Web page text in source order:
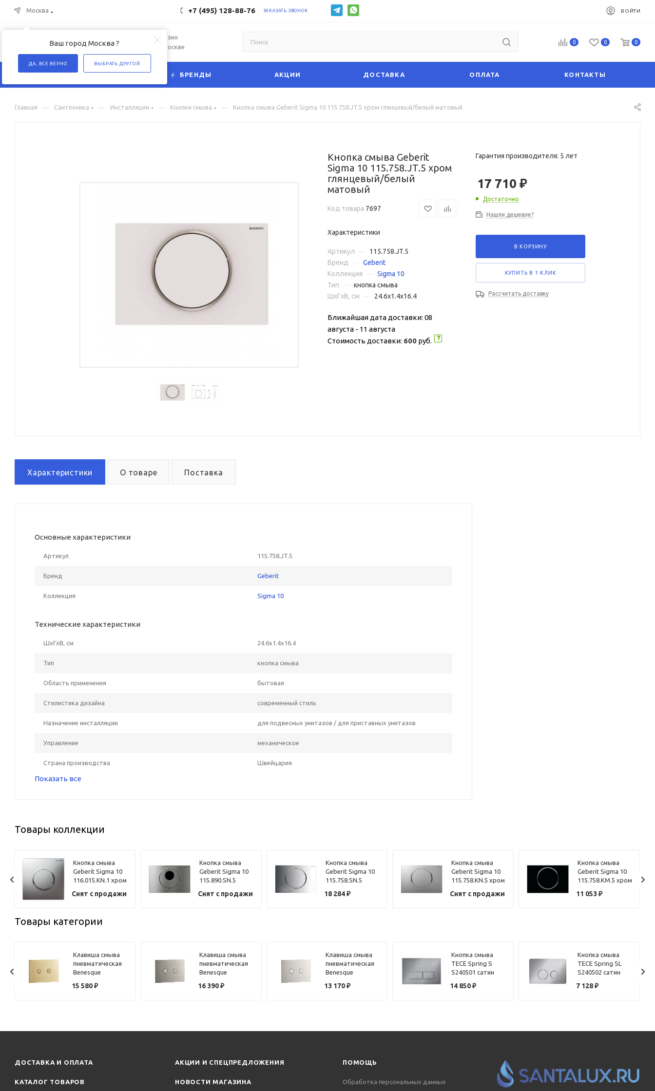
Москва
Ваш город Москва ?
ДА, ВСЕ ВЕРНО ВЫБРАТЬ ДРУГОЙ
+7 (495) 128-88-76 ЗАКАЗАТЬ ЗВОНОК ВОЙТИ
Интернет-магазин
сантехники в Москве
0 0 0
КАТАЛОГ БРЕНДЫ АКЦИИ ДОСТАВКА ОПЛАТА КОНТАКТЫ
Главная — Сантехника — Инсталляции — Кнопки смыва — Кнопка смыва Geberit Sigma 10 115.758.JT.5 хром глянцевый/белый матовый
Кнопка смыва Geberit
Sigma 10 115.758.JT.5 хром
глянцевый/белый
матовый
Код товара 7697
Характеристики
Артикул
115.758.JT.5
Бренд
Geberit
Коллекция
Sigma 10
Тип
кнопка смыва
ШxГxВ, см
24.6x1.4x16.4
Ближайшая дата доставки: 08
августа - 11 августа
Стоимость доставки: 600 руб.
Гарантия производителя: 5 лет
17 710 ₽
Достаточно
Нашли дешевле?
В КОРЗИНУ
КУПИТЬ В 1 КЛИК
Рассчитать доставку
Характеристики О товаре Поставка
Основные характеристики
Артикул 115.758.JT.5
Бренд Geberit
Коллекция Sigma 10
Технические характеристики
ШxГxВ, см 24.6x1.4x16.4
Тип кнопка смыва
Область применения бытовая
Стилистика дизайна современный стиль
Назначение инсталляции для подвесных унитазов / для приставных унитазов
Управление механическое
Страна производства Швейцария
Показать все
Товары коллекции
Кнопка смыва
Geberit Sigma 10
116.015.KN.1 хром
матовый
Снят с продажи
Кнопка смыва
Geberit Sigma 10
115.890.SN.5
Снят с продажи
Кнопка смыва
Geberit Sigma 10
115.758.SN.5
18 284₽
Кнопка смыва
Geberit Sigma 10
115.758.KN.5 хром
матовый
Снят с продажи
Кнопка смыва
Geberit Sigma 10
115.758.KM.5 хром
матовый
11 053 ₽
Товары категории
Клавиша смыва
пневматическая
Benesque
брашированная
15 580₽
Клавиша смыва
пневматическая
Benesque
брашированный
16 390₽
Клавиша смыва
пневматическая
Benesque
брашированный
13 170₽
Кнопка смыва
TECE Spring S
S240501 сатин
14 850₽
Кнопка смыва
TECE Spring SL
S240502 сатин
7 128₽
ДОСТАВКА И ОПЛАТА
КАТАЛОГ ТОВАРОВ
АКЦИИ И СПЕЦПРЕДЛОЖЕНИЯ
НОВОСТИ МАГАЗИНА
ПОМОЩЬ
Обработка персональных данных